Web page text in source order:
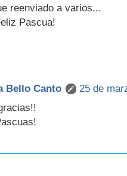
reenviado a varios...
Pascua!
Bello Canto
25 de